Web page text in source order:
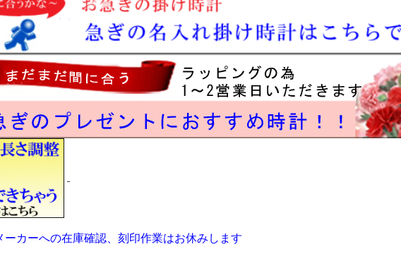
ーカーへの在庫確認、刻印作業はお休みします